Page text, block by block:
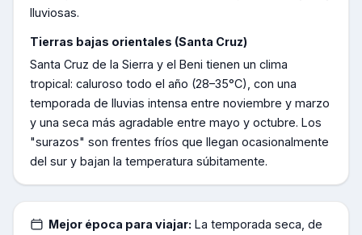
lluviosas.
Tierras bajas orientales (Santa Cruz)
Santa Cruz de la Sierra y el Beni tienen un clima
tropical: caluroso todo el año (28–35°C), con una
temporada de lluvias intensa entre noviembre y marzo
y una seca más agradable entre mayo y octubre. Los
"surazos" son frentes fríos que llegan ocasionalmente
del sur y bajan la temperatura súbitamente.
Mejor época para viajar: La temporada seca, de